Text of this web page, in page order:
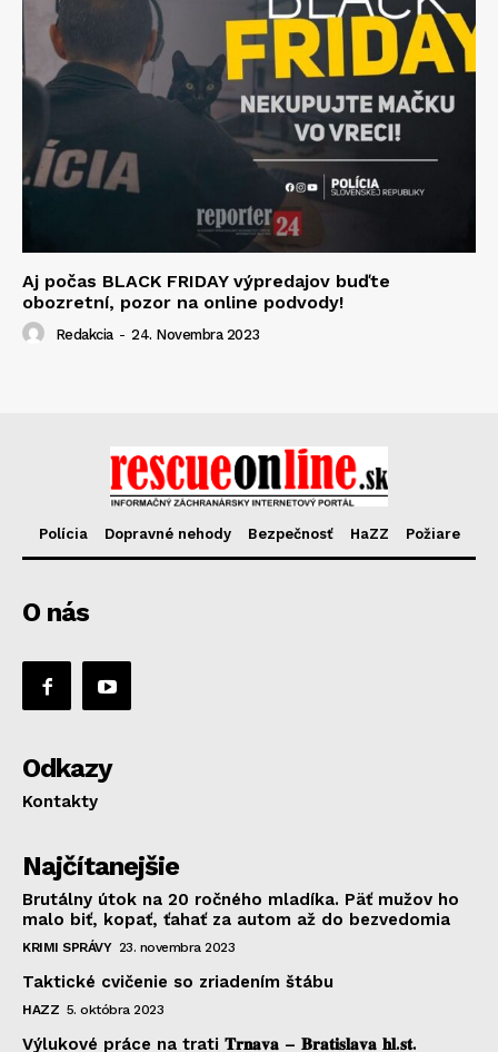
Aj počas BLACK FRIDAY výpredajov buďte
obozretní, pozor na online podvody!
Redakcia - 24. Novembra 2023
Polícia Dopravné nehody Bezpečnosť HaZZ Požiare
O nás
Odkazy
Kontakty
Najčítanejšie
Brutálny útok na 20 ročného mladíka. Päť mužov ho
malo biť, kopať, ťahať za autom až do bezvedomia
KRIMI SPRÁVY 23. novembra 2023
Taktické cvičenie so zriadením štábu
HAZZ 5. októbra 2023
Výlukové práce na trati 𝐓𝐫𝐧𝐚𝐯𝐚 – 𝐁𝐫𝐚𝐭𝐢𝐬𝐥𝐚𝐯𝐚 𝐡𝐥.𝐬𝐭.